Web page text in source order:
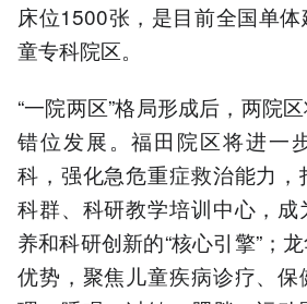
床位1500张，是目前全国单
童专科院区。
“一院两区”格局形成后，两院
错位发展。福田院区将进一
科，强化急危重症救治能力
科群、科研教学培训中心，
养和科研创新的“核心引擎”；
优势，聚焦儿童疾病诊疗、